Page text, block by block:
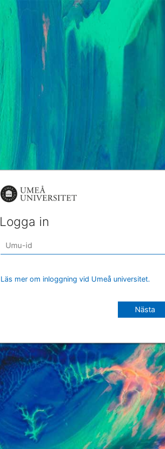
Logga in
Läs mer om inloggning vid Umeå universitet.
Nästa